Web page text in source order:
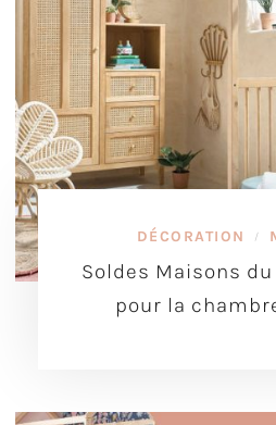
DÉCORATION /
Soldes Maisons
pour la